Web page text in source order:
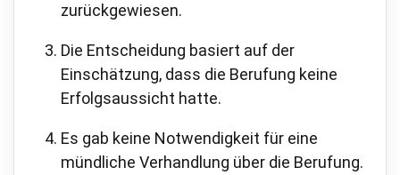
zurückgewiesen.
Die Entscheidung basiert auf der
Einschätzung, dass die Berufung keine
Erfolgsaussicht hatte.
Es gab keine Notwendigkeit für eine
mündliche Verhandlung über die Berufung.